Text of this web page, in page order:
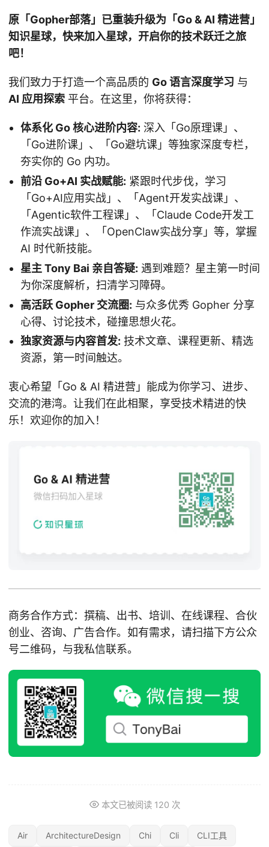
原「Gopher部落」已重装升级为「Go & AI 精进营」
知识星球，快来加入星球，开启你的技术跃迁之旅
吧！
我们致力于打造一个高品质的 Go 语言深度学习 与
AI 应用探索 平台。在这里，你将获得：
体系化 Go 核心进阶内容: 深入「Go原理课」、
「Go进阶课」、「Go避坑课」等独家深度专栏，
夯实你的 Go 内功。
前沿 Go+AI 实战赋能: 紧跟时代步伐，学习
「Go+AI应用实战」、「Agent开发实战课」、
「Agentic软件工程课」、「Claude Code开发工
作流实战课」、「OpenClaw实战分享」等，掌握
AI 时代新技能。
星主 Tony Bai 亲自答疑: 遇到难题？星主第一时间
为你深度解析，扫清学习障碍。
高活跃 Gopher 交流圈: 与众多优秀 Gopher 分享
心得、讨论技术，碰撞思想火花。
独家资源与内容首发: 技术文章、课程更新、精选
资源，第一时间触达。
衷心希望「Go & AI 精进营」能成为你学习、进步、
交流的港湾。让我们在此相聚，享受技术精进的快
乐！欢迎你的加入！
商务合作方式：撰稿、出书、培训、在线课程、合伙
创业、咨询、广告合作。如有需求，请扫描下方公众
号二维码，与我私信联系。
本文已被阅读 120 次
Air ArchitectureDesign Chi Cli CLI工具